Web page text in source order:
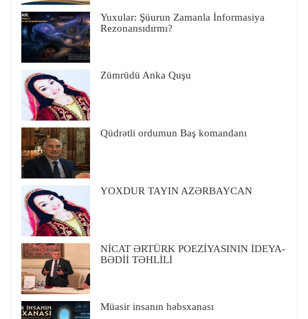
Yuxular: Şüurun Zamanla İnformasiya
Rezonansıdırmı?
Zümrüdü Anka Quşu
Qüdrətli ordumun Baş komandanı
YOXDUR TAYIN AZƏRBAYCAN
NİCAT ƏRTÜRK POEZİYASININ İDEYA-
BƏDİİ TƏHLİLİ
Müasir insanın həbsxanası